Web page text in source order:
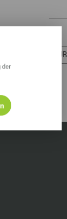
&
& Landschaft
der